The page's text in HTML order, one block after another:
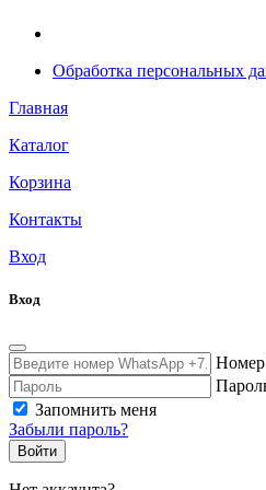
Обработка персональных
Главная
Каталог
Корзина
Контакты
Вход
Вход
Номер
Запомнить меня
Забыли пароль?
Войти